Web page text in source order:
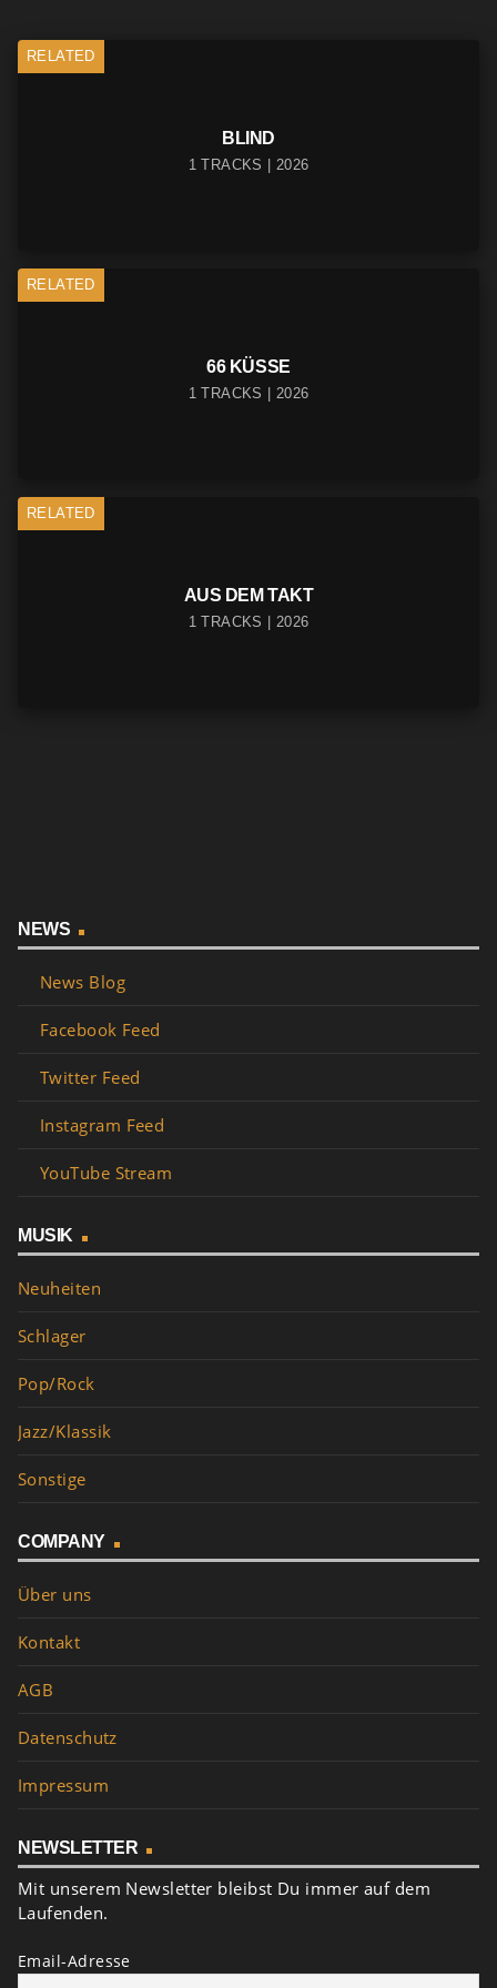
RELATED
BLIND
1 TRACKS | 2026
RELATED
66 KÜSSE
1 TRACKS | 2026
RELATED
AUS DEM TAKT
1 TRACKS | 2026
NEWS
News Blog
Facebook Feed
Twitter Feed
Instagram Feed
YouTube Stream
MUSIK
Neuheiten
Schlager
Pop/Rock
Jazz/Klassik
Sonstige
COMPANY
Über uns
Kontakt
AGB
Datenschutz
Impressum
NEWSLETTER
Mit unserem Newsletter bleibst Du immer auf dem
Laufenden.
Email-Adresse